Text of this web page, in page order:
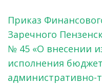
Приказ
Заречного
№ 45 «О внесении
исполнения
административно-